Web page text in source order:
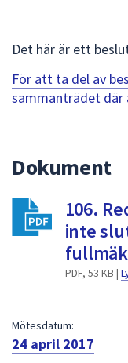
Det här är ett
För att ta del av
sammanträdet där
Dokument
106.
inte
PDF, 53 KB |
Mötesdatum:
24 april 2017